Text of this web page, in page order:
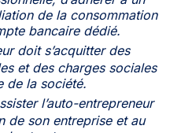
de la consommation
bancaire dédié.
doit s’acquitter des
et des charges sociales
de la société.
l’auto-entrepreneur
de son entreprise et au